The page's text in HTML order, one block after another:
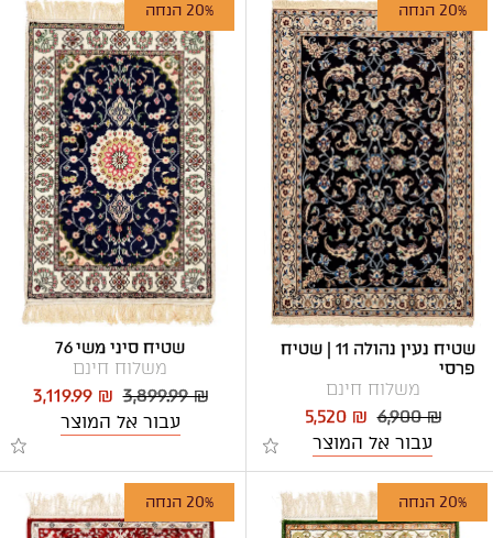
20% הנחה
שטיח נעין נהולה 11 | שטיח
פרסי
משלוח חינם
6,900 ₪
5,520 ₪
עבור אל המוצר
20% הנחה
שטיח סיני משי 76
משלוח חינם
3,899.99 ₪
3,119.99 ₪
עבור אל המוצר
20% הנחה 20% הנחה